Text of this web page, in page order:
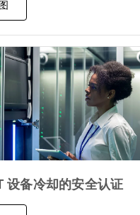
设备冷却的安全认证